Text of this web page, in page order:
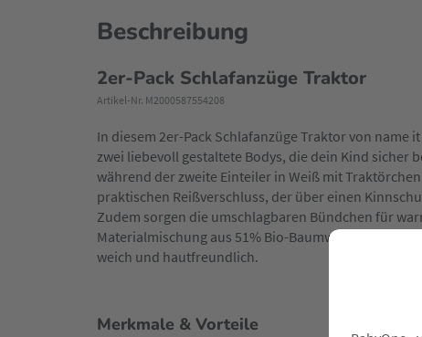
Beschreibung
2er-Pack Schlafanzüge Traktor
Artikel-Nr. M2000587554208
In diesem 2er-Pack Schlafanzüge Traktor von
zwei liebevoll gestaltete Bodys, die dein Kind sicher
während der zweite Einteiler in Weiß mit
praktischen Reißverschluss, der über einen
Zudem sorgen die umschlagbaren Bündchen für
Materialmischung aus 51% Bio-Baumwolle und 49%
weich und hautfreundlich.
Merkmale & Vorteile